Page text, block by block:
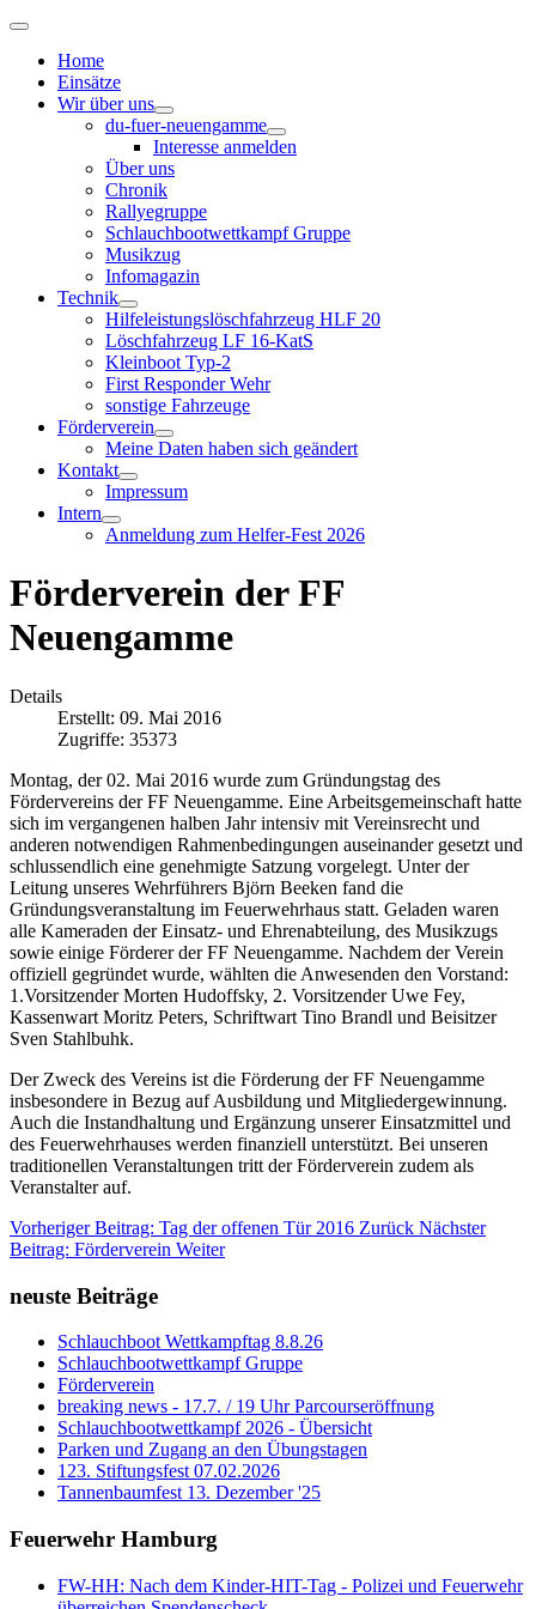
Home
Einsätze
Wir über uns
du-fuer-neuengamme
Interesse anmelden
Über uns
Chronik
Rallyegruppe
Schlauchbootwettkampf Gruppe
Musikzug
Infomagazin
Technik
Hilfeleistungslöschfahrzeug HLF 20
Löschfahrzeug LF 16-KatS
Kleinboot Typ-2
First Responder Wehr
sonstige Fahrzeuge
Förderverein
Meine Daten haben sich geändert
Kontakt
Impressum
Intern
Anmeldung zum Helfer-Fest 2026
Förderverein der FF
Neuengamme
Details
Erstellt: 09. Mai 2016
Zugriffe: 35373
Montag, der 02. Mai 2016 wurde zum Gründungstag des
Fördervereins der FF Neuengamme. Eine Arbeitsgemeinschaft hatte
sich im vergangenen halben Jahr intensiv mit Vereinsrecht und
anderen notwendigen Rahmenbedingungen auseinander gesetzt und
schlussendlich eine genehmigte Satzung vorgelegt. Unter der
Leitung unseres Wehrführers Björn Beeken fand die
Gründungsveranstaltung im Feuerwehrhaus statt. Geladen waren
alle Kameraden der Einsatz- und Ehrenabteilung, des Musikzugs
sowie einige Förderer der FF Neuengamme. Nachdem der Verein
offiziell gegründet wurde, wählten die Anwesenden den Vorstand:
1.Vorsitzender Morten Hudoffsky, 2. Vorsitzender Uwe Fey,
Kassenwart Moritz Peters, Schriftwart Tino Brandl und Beisitzer
Sven Stahlbuhk.
Der Zweck des Vereins ist die Förderung der FF Neuengamme
insbesondere in Bezug auf Ausbildung und Mitgliedergewinnung.
Auch die Instandhaltung und Ergänzung unserer Einsatzmittel und
des Feuerwehrhauses werden finanziell unterstützt. Bei unseren
traditionellen Veranstaltungen tritt der Förderverein zudem als
Veranstalter auf.
Vorheriger Beitrag: Tag der offenen Tür 2016 Zurück Nächster
Beitrag: Förderverein Weiter
neuste Beiträge
Schlauchboot Wettkampftag 8.8.26
Schlauchbootwettkampf Gruppe
Förderverein
breaking news - 17.7. / 19 Uhr Parcourseröffnung
Schlauchbootwettkampf 2026 - Übersicht
Parken und Zugang an den Übungstagen
123. Stiftungsfest 07.02.2026
Tannenbaumfest 13. Dezember '25
Feuerwehr Hamburg
FW-HH: Nach dem Kinder-HIT-Tag - Polizei und Feuerwehr